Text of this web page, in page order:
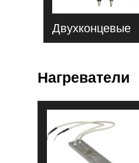
Двухконцевые
Нагреватели